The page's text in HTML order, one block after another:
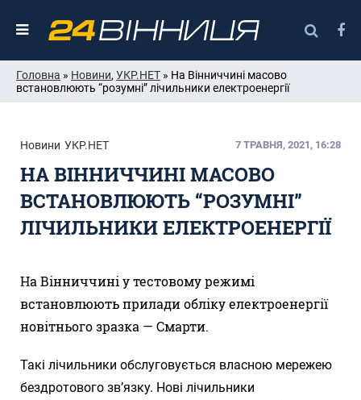
Головна » Новини, УКР.НЕТ » На Вінниччині масово
встановлюють “розумні” лічильники електроенергії
Новини УКР.НЕТ 7 ТРАВНЯ, 2021, 16:28
НА ВІННИЧЧИНІ МАСОВО
ВСТАНОВЛЮЮТЬ “РОЗУМНІ”
ЛІЧИЛЬНИКИ ЕЛЕКТРОЕНЕРГІЇ
На Вінниччині у тестовому режимі
встановлюють прилади обліку електроенергії
новітнього зразка — Смарти.
Такі лічильники обслуговується власною мережею
бездротового зв’язку. Нові лічильники